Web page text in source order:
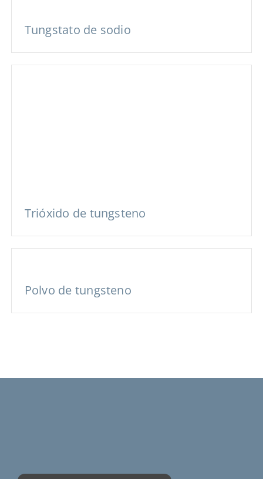
Tungstato de sodio
Trióxido de tungsteno
Polvo de tungsteno